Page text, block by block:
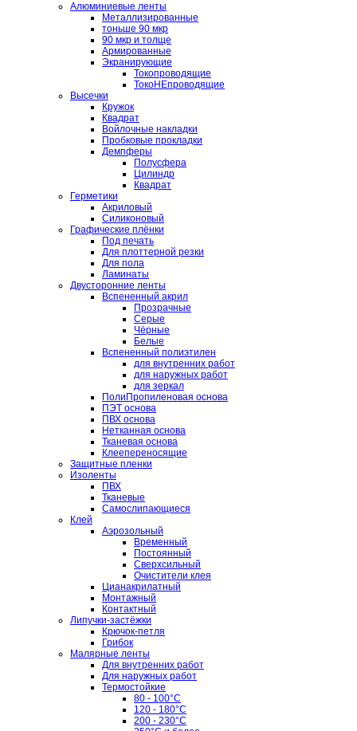
Алюминиевые ленты
Металлизированные
тоньше 90 мкр
90 мкр и толще
Армированные
Экранирующие
Токопроводящие
ТокоНЕпроводящие
Высечки
Кружок
Квадрат
Войлочные накладки
Пробковые прокладки
Демпферы
Полусфера
Цилиндр
Квадрат
Герметики
Акриловый
Силиконовый
Графические плёнки
Под печать
Для плоттерной резки
Для пола
Ламинаты
Двусторонние ленты
Вспененный акрил
Прозрачные
Серые
Чёрные
Белые
Вспененный полиэтилен
для внутренних работ
для наружных работ
для зеркал
ПолиПропиленовая основа
ПЭТ основа
ПВХ основа
Нетканная основа
Тканевая основа
Клеепереносящие
Защитные пленки
Изоленты
ПВХ
Тканевые
Самослипающиеся
Клей
Аэрозольный
Временный
Постоянный
Сверхсильный
Очистители клея
Цианакрилатный
Монтажный
Контактный
Липучки-застёжки
Крючок-петля
Грибок
Малярные ленты
Для внутренних работ
Для наружных работ
Термостойкие
80 - 100°C
120 - 180°C
200 - 230°C